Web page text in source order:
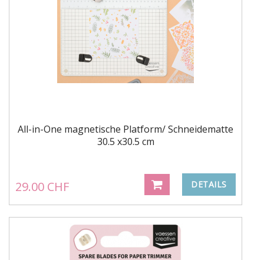
All-in-One magnetische Platform/ Schneidematte
30.5 x30.5 cm
29.00 CHF DETAILS